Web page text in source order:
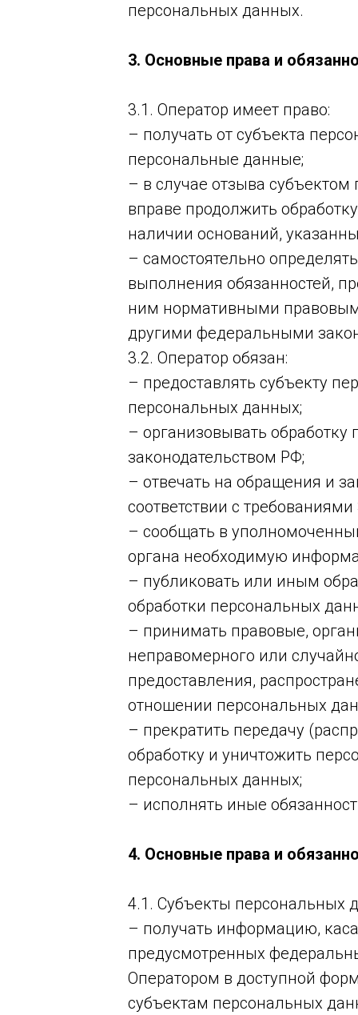
персональных данных.
3. Основные права и
3.1. Оператор имеет право:
– получать от субъекта
персональные данные;
– в случае отзыва
вправе продолжить
наличии оснований,
– самостоятельно
выполнения обязанностей,
ним нормативными
другими федеральными
3.2. Оператор обязан:
– предоставлять субъекту
персональных данных;
– организовывать
законодательством РФ;
– отвечать на обращения и
соответствии с
– сообщать в
органа необходимую
– публиковать или иным
обработки персональных
– принимать правовые,
неправомерного или
предоставления,
отношении персональных
– прекратить передачу
обработку и уничтожить
персональных данных;
– исполнять иные
4. Основные права и
4.1. Субъекты персональных
– получать информацию,
предусмотренных
Оператором в доступной
субъектам персональных